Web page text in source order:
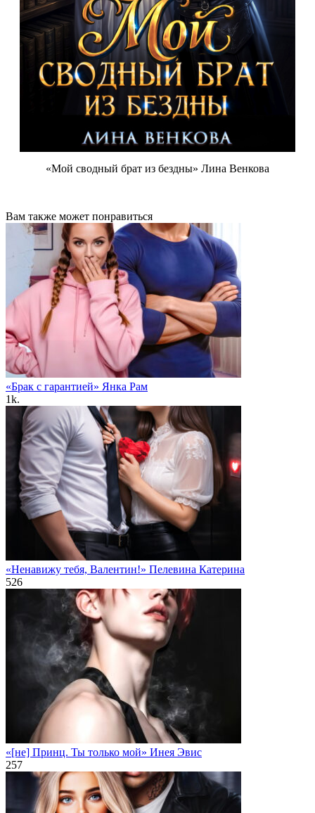
«Мой сводный брат из бездны» Лина Венкова
Вам также может понравиться
«Брак с гарантией» Янка Рам
1k.
«Ненавижу тебя, Валентин!» Пелевина Катерина
526
«[не] Принц. Ты только мой» Инея Эвис
257